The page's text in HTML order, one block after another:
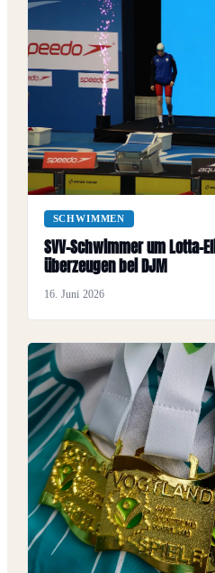
SCHWIMMEN
SVV-Schwimmer um Lotta-
überzeugen bei DJM
16. Juni 2026